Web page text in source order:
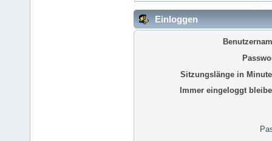
Einloggen
Sitzungslänge in
Immer eingeloggt